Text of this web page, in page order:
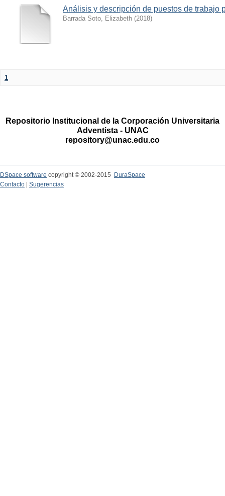
Análisis y descripción de puestos de trabajo
Barrada Soto, Elizabeth (2018)
1
Repositorio Institucional de la Corporación Universitaria
Adventista - UNAC
repository@unac.edu.co
DSpace software copyright © 2002-2015
DuraSpace
Contacto
Sugerencias